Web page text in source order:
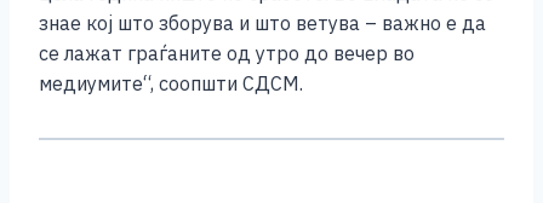
знае кој што зборува и што ветува – важно е да
се лажат граѓаните од утро до вечер во
медиумите“, соопшти СДСМ.